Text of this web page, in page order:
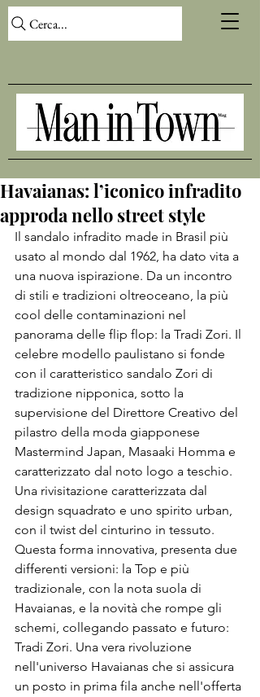
Cerca...
Havaianas: l’iconico infradito
approda nello street style
Il sandalo infradito made in Brasil più
usato al mondo dal 1962, ha dato vita a
una nuova ispirazione. Da un incontro
di stili e tradizioni oltreoceano, la più
cool delle contaminazioni nel
panorama delle flip flop: la Tradi Zori. Il
celebre modello paulistano si fonde
con il caratteristico sandalo Zori di
tradizione nipponica, sotto la
supervisione del Direttore Creativo del
pilastro della moda giapponese
Mastermind Japan, Masaaki Homma e
caratterizzato dal noto logo a teschio.
Una rivisitazione caratterizzata dal
design squadrato e uno spirito urban,
con il twist del cinturino in tessuto.
Questa forma innovativa, presenta due
differenti versioni: la Top e più
tradizionale, con la nota suola di
Havaianas, e la novità che rompe gli
schemi, collegando passato e futuro:
Tradi Zori. Una vera rivoluzione
nell'universo Havaianas che si assicura
un posto in prima fila anche nell'offerta